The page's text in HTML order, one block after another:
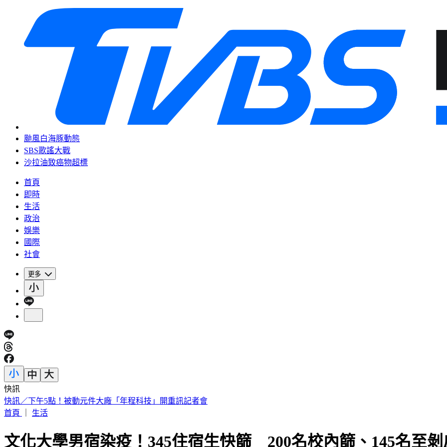
颱風白海豚動態
SBS歌謠大戰
沙拉油致癌物超標
首頁
即時
生活
政治
娛樂
國際
社會
更多
快訊
《花蓮好FUN》YOYO家族互動秀 每週六日花蓮鯉魚潭演出
首頁
生活
文化大學男宿染疫！345住宿生快篩 200名校內篩、145名至剝